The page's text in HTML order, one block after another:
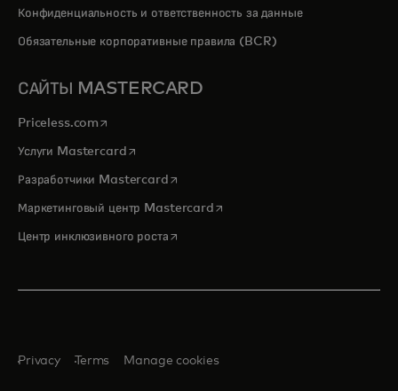
Конфиденциальность и ответственность за данные
Обязательные корпоративные правила (BCR)
САЙТЫ MASTERCARD
Priceless.com opens in a new tab
Услуги Mastercardopens in a new tab
Разработчики Mastercardopens in a new tab
Маркетинговый центр Mastercardopens in a new tab
Центр инклюзивного ростаopens in a new tab
Privacy Terms Manage cookies